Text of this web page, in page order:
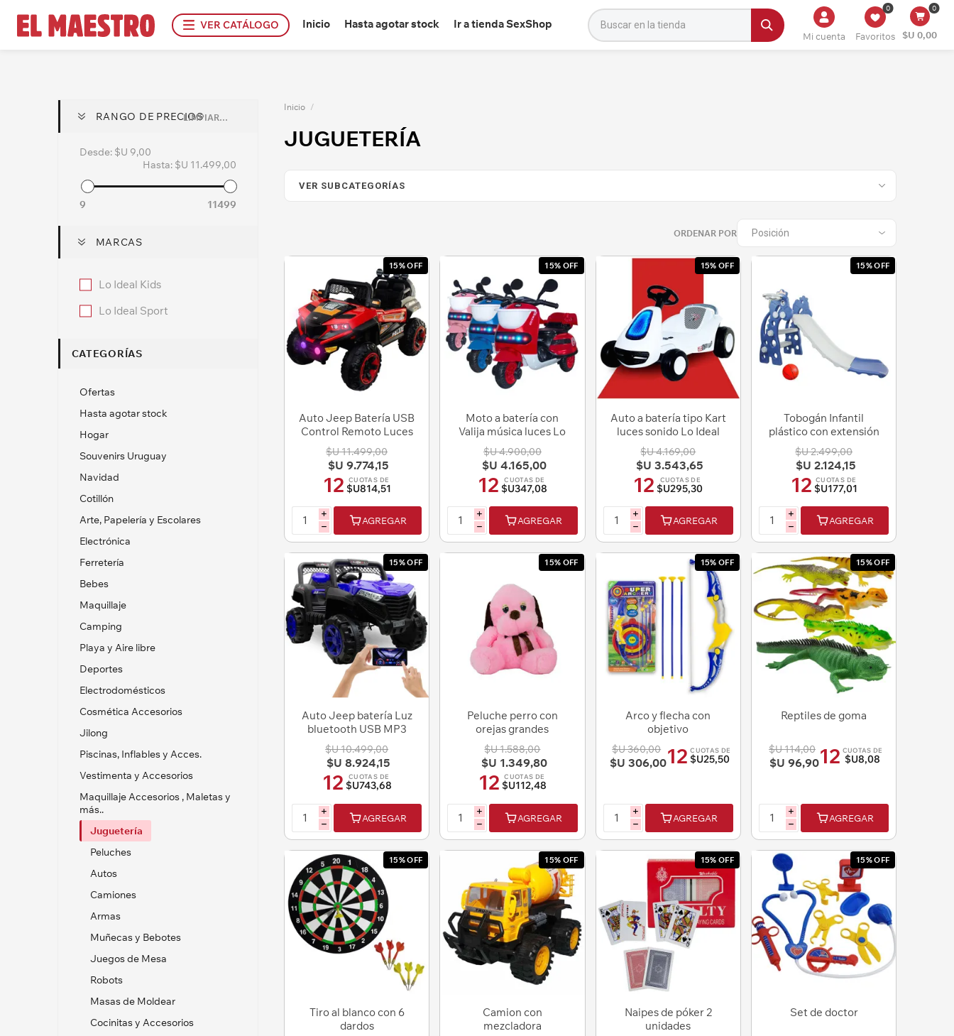
VER CATÁLOGO Inicio Hasta agotar stock Ir a tienda SexShop
Mi cuenta Favoritos
0 0
$U 0,00
Inicio /
JUGUETERÍA
ORDENAR POR
15% OFF
Auto Jeep Batería USB
Control Remoto Luces
Led Lo Ideal Kid
$U 11.499,00
$U 9.774,15
12 CUOTAS DE
$U814,51
i
h
AGREGAR
15% OFF
Moto a batería con
Valija música luces Lo
Ideal
$U 4.900,00
$U 4.165,00
12 CUOTAS DE
$U347,08
i
h
AGREGAR
15% OFF
Auto a batería tipo Kart
luces sonido Lo Ideal
$U 4.169,00
$U 3.543,65
12 CUOTAS DE
$U295,30
i
h
AGREGAR
15% OFF
Tobogán Infantil
plástico con extensión
bebes niño
$U 2.499,00
$U 2.124,15
12 CUOTAS DE
$U177,01
i
h
AGREGAR
15% OFF
Auto Jeep batería Luz
bluetooth USB MP3
con control app celular
$U 10.499,00
$U 8.924,15
12 CUOTAS DE
$U743,68
i
h
AGREGAR
15% OFF
Peluche perro con
orejas grandes
$U 1.588,00
$U 1.349,80
12 CUOTAS DE
$U112,48
i
h
AGREGAR
15% OFF
Arco y flecha con
objetivo
$U 360,00
$U 306,0012 CUOTAS DE
$U25,50
i
h
AGREGAR
15% OFF
Reptiles de goma
$U 114,00
$U 96,9012 CUOTAS DE
$U8,08
i
h
AGREGAR
15% OFF
Tiro al blanco con 6
dardos
15% OFF
Camion con
mezcladora
15% OFF
Naipes de póker 2
unidades
15% OFF
Set de doctor
LIMPIAR TODO
RANGO DE PRECIOS
Desde: $U 9,00
Hasta: $U 11.499,00
9 11499
MARCAS
Lo Ideal Kids
Lo Ideal Sport
CATEGORÍAS
Ofertas
Hasta agotar stock
Hogar
Souvenirs Uruguay
Navidad
Cotillón
Arte, Papelería y Escolares
Electrónica
Ferretería
Bebes
Maquillaje
Camping
Playa y Aire libre
Deportes
Electrodomésticos
Cosmética Accesorios
Jilong
Piscinas, Inflables y Acces.
Vestimenta y Accesorios
Maquillaje Accesorios , Maletas y
más..
Juguetería
Peluches
Autos
Camiones
Armas
Muñecas y Bebotes
Juegos de Mesa
Robots
Masas de Moldear
Cocinitas y Accesorios